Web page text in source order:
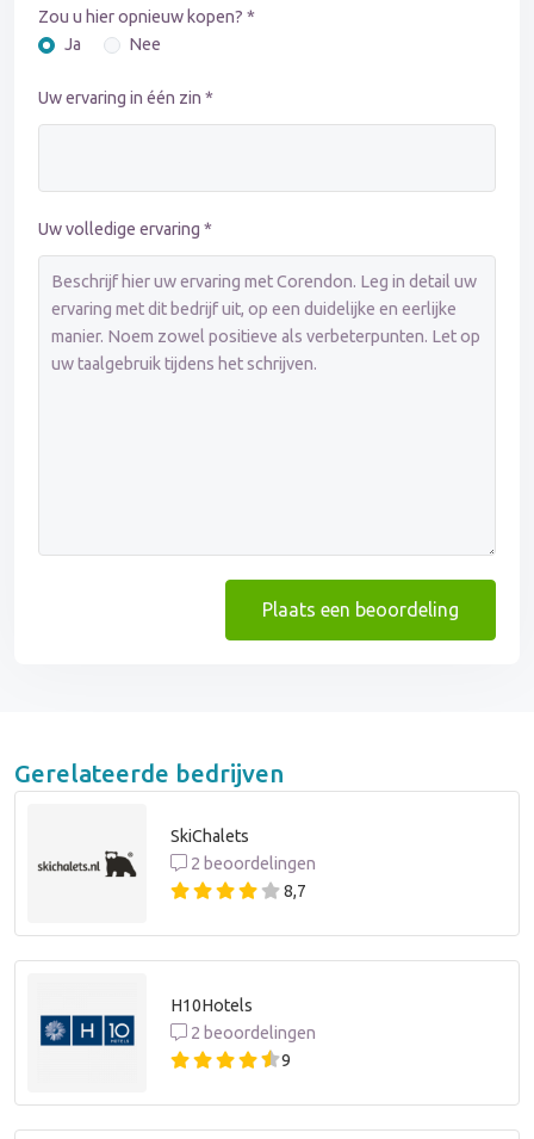
Zou u hier opnieuw kopen? *
Ja
Nee
Uw ervaring in één zin *
Uw volledige ervaring *
Plaats een beoordeling
Gerelateerde bedrijven
SkiChalets
2 beoordelingen
8,7
H10Hotels
2 beoordelingen
9